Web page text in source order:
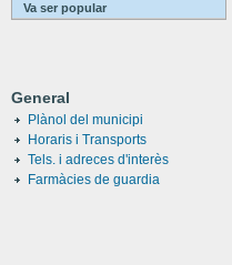
Va ser popular
General
Plànol del municipi
Horaris i Transports
Tels. i adreces d'interès
Farmàcies de guardia